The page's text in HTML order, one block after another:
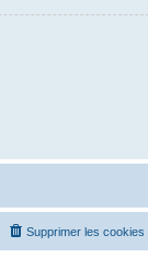
Supprimer les cookies